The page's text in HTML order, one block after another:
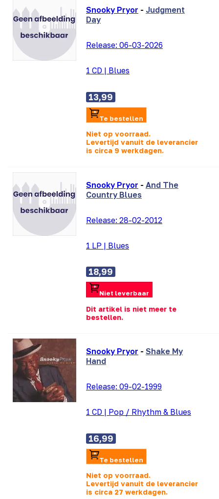
Snooky Pryor - Judgment
Day
Release: 06-03-2026
1 CD | Blues
13,99
Te bestellen
Niet op voorraad.
Levertijd vanuit de leverancier
is circa 9 werkdagen.
Snooky Pryor - And The
Country Blues
Release: 28-02-2012
1 LP | Blues
18,99
Niet leverbaar
Dit artikel is niet meer te
bestellen.
Snooky Pryor - Shake My
Hand
Release: 09-02-1999
1 CD | Pop / Rhythm & Blues
16,99
Te bestellen
Niet op voorraad.
Levertijd vanuit de leverancier
is circa 27 werkdagen.